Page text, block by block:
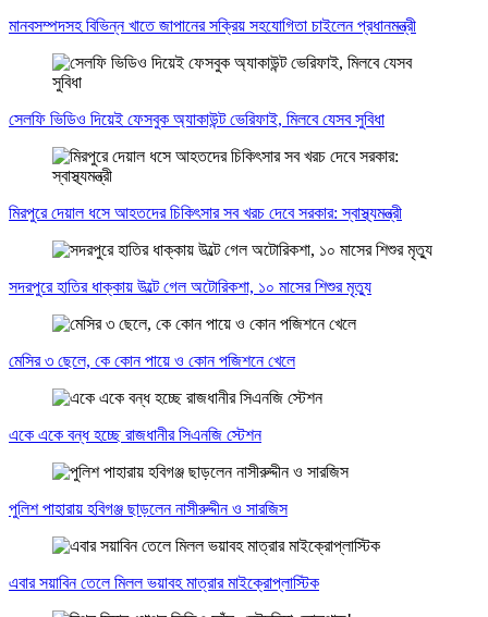
মানবসম্পদসহ বিভিন্ন খাতে জাপানের সক্রিয় সহযোগিতা চাইলেন প্রধানমন্ত্রী
সেলফি ভিডিও দিয়েই ফেসবুক অ্যাকাউন্ট ভেরিফাই, মিলবে যেসব সুবিধা
মিরপুরে দেয়াল ধসে আহতদের চিকিৎসার সব খরচ দেবে সরকার: স্বাস্থ্যমন্ত্রী
সদরপুরে হাতির ধাক্কায় উল্টে গেল অটোরিকশা, ১০ মাসের শিশুর মৃত্যু
মেসির ৩ ছেলে, কে কোন পায়ে ও কোন পজিশনে খেলে
একে একে বন্ধ হচ্ছে রাজধানীর সিএনজি স্টেশন
পুলিশ পাহারায় হবিগঞ্জ ছাড়লেন নাসীরুদ্দীন ও সারজিস
এবার সয়াবিন তেলে মিলল ভয়াবহ মাত্রার মাইক্রোপ্লাস্টিক